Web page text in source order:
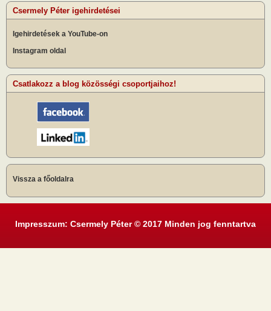
Csermely Péter igehirdetései
Igehirdetések a YouTube-on
Instagram oldal
Csatlakozz a blog közösségi csoportjaihoz!
Vissza a főoldalra
Impresszum: Csermely Péter © 2017 Minden jog fenntartva